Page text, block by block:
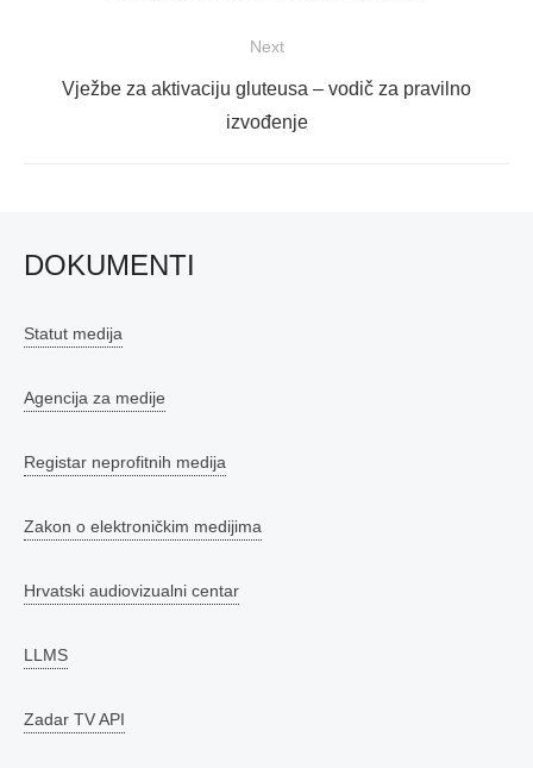
Next
NextVježbe za aktivaciju gluteusa – vodič za pravilno
izvođenje
DOKUMENTI
Statut medija
Agencija za medije
Registar neprofitnih medija
Zakon o elektroničkim medijima
Hrvatski audiovizualni centar
LLMS
Zadar TV API